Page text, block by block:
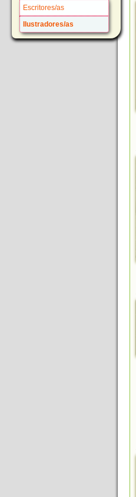
Escritores/as
Ilustradores/as